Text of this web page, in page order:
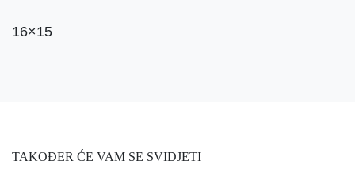
16×15
TAKOĐER ĆE VAM SE SVIDJETI